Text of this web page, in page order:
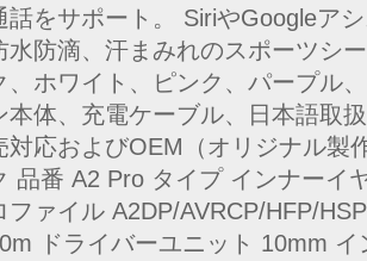
話をサポート。 SiriやGoogleア
水防滴、汗まみれのスポーツシ
、ホワイト、ピンク、パープル
本体、充電ケーブル、日本語取
対応およびOEM（オリジナル製
品番 A2 Pro タイプ インナーイ
ファイル A2DP/AVRCP/HFP/
ドライバーユニット 10mm